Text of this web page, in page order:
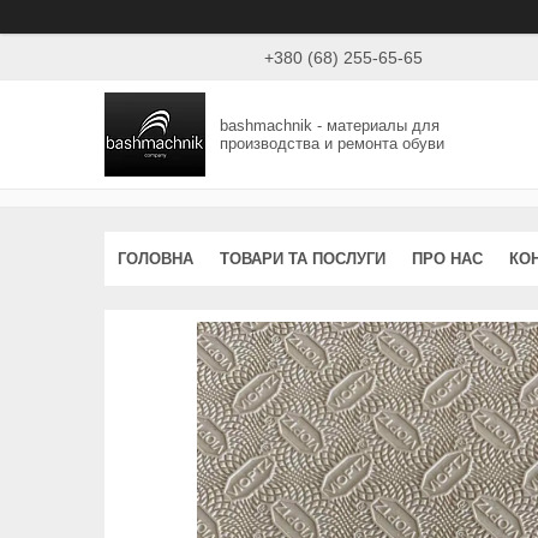
+380 (68) 255-65-65
bashmachnik - материалы для
производства и ремонта обуви
ГОЛОВНА ТОВАРИ ТА ПОСЛУГИ ПРО НАС